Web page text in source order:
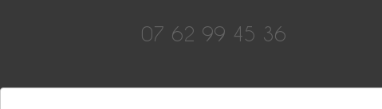
07 62 99 45 36